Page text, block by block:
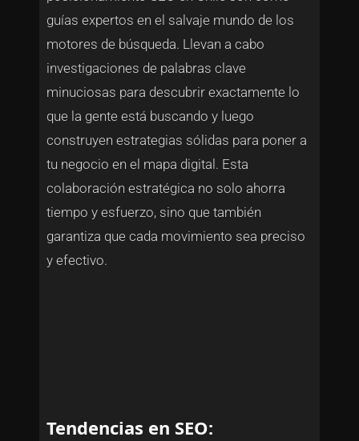
guías expertos en el salvaje mundo de los
motores de búsqueda. Llevan a cabo
investigaciones de palabras clave
minuciosas para descubrir exactamente lo
que la gente está buscando y luego
construyen estrategias sólidas para poner a
tu negocio en el mapa digital. Esta
colaboración estratégica no solo ahorra
tiempo y esfuerzo, sino que también
garantiza que cada movimiento sea preciso
y efectivo.
Tendencias en SEO: